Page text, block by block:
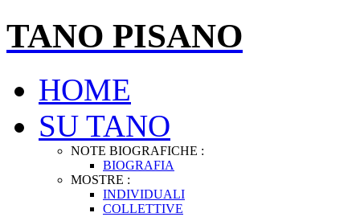
TANO PISANO
HOME
SU TANO
NOTE BIOGRAFICHE :
BIOGRAFIA
MOSTRE :
INDIVIDUALI
COLLETTIVE